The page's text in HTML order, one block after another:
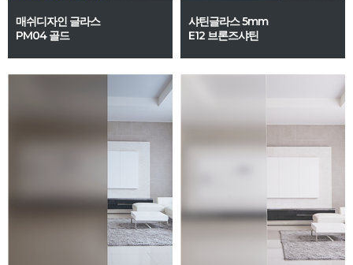
매쉬디자인 글라스
PM04 골드
샤틴글라스 5mm
E12 브론즈샤틴